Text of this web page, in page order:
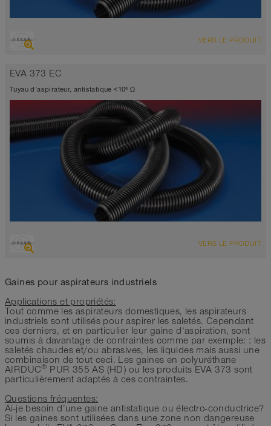
noir
-25°C à 65°C
VERS LE PRODUIT
EVA 373 EC
Tuyau d’aspirateur, antistatique <10⁶ Ω
noir
-25°C à 65°C
VERS LE PRODUIT
Gaines pour aspirateurs industriels
Applications et propriétés:
Tout comme les aspirateurs domestiques, les aspirateurs
industriels sont utilisés pour aspirer les saletés. Cependant
ces derniers, et en particulier leur gaine d‘aspiration, sont
soumis à davantage de contraintes comme par exemple: : les
saletés chaudes et/ou abrasives, les liquides mais aussi une
combinaison de tout ceci. Les gaines en polyuréthane
AIRDUC® PUR 355 AS (HD) ou les produits EVA 373 sont
particulièrement adaptés à ces contraintes.
Questions fréquentes:
Ai-je besoin d’une gaine antistatique ou électro-conductrice?
Si les gaines sont utilisées dans une zone non dangereuse